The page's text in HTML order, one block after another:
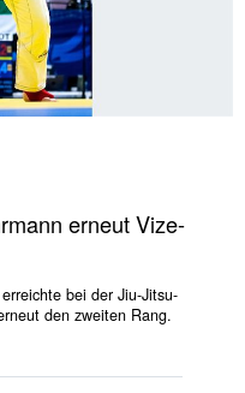
erneut Vize-
bei der Jiu-Jitsu-
den zweiten Rang.